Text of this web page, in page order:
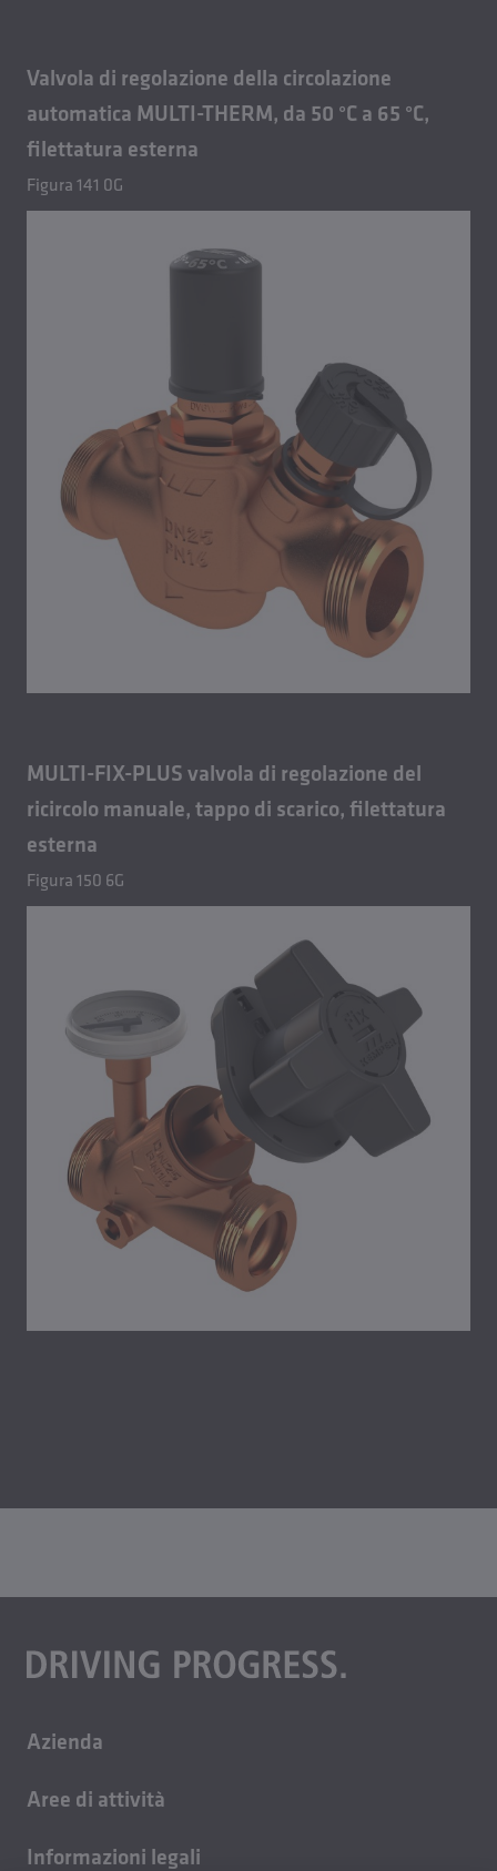
Valvola di regolazione della circolazione
automatica MULTI-THERM, da 50 °C a 65 °C,
filettatura esterna
Figura 141 0G
MULTI-FIX-PLUS valvola di regolazione del
ricircolo manuale, tappo di scarico, filettatura
esterna
Figura 150 6G
Azienda
Lavora con noi
Sostenibilità
Aree di attività
Informazioni legali